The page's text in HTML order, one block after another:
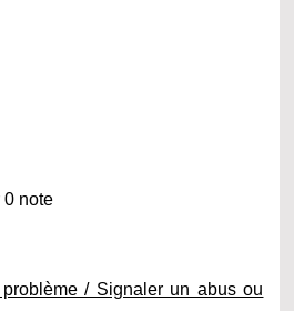
0 note
/ Signaler un abus ou